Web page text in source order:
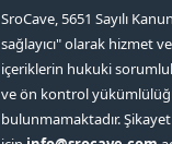
SroCave, 5651 Sayılı
sağlayıcı" olarak hizmet
içeriklerin hukuki
ve ön kontrol
bulunmamaktadır.